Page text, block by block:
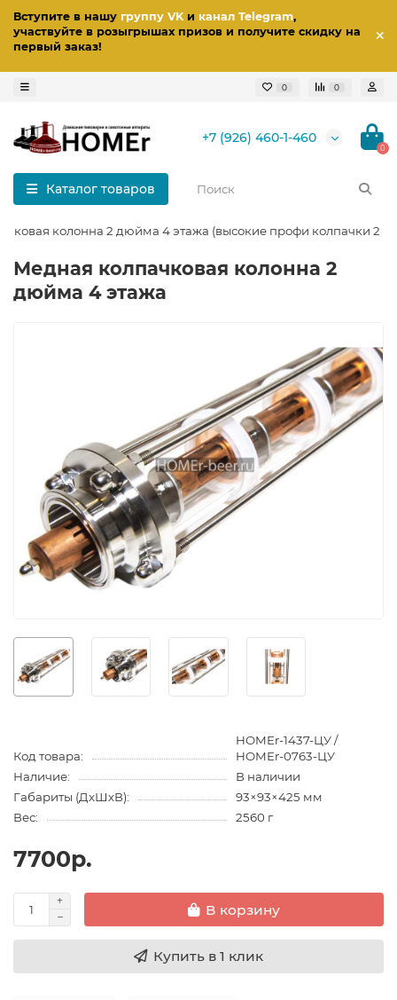
Вступите в нашу группу VKи канал Telegram,
участвуйте в розыгрышах призов и получите скидку на
первый заказ!
0 0
+7 (926) 460-1-460
0
Каталог товаров
колонна 2 дюйма 4 этажа (высокие профи колпачки 2 в
Медная колпачковая колонна 2
дюйма 4 этажа
Код товара:
HOMEr-1437-ЦУ /
HOMEr-0763-ЦУ
Наличие:
В наличии
Габариты (ДхШхВ):
93×93×425 мм
Вес:
2560 г
7700р.
В корзину
Купить в 1 клик